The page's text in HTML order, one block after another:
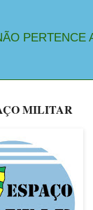
PERTENCE
MILITAR